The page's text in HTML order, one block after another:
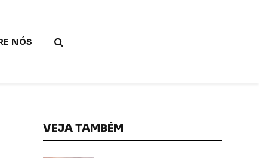
NÓS
VEJA TAMBÉM